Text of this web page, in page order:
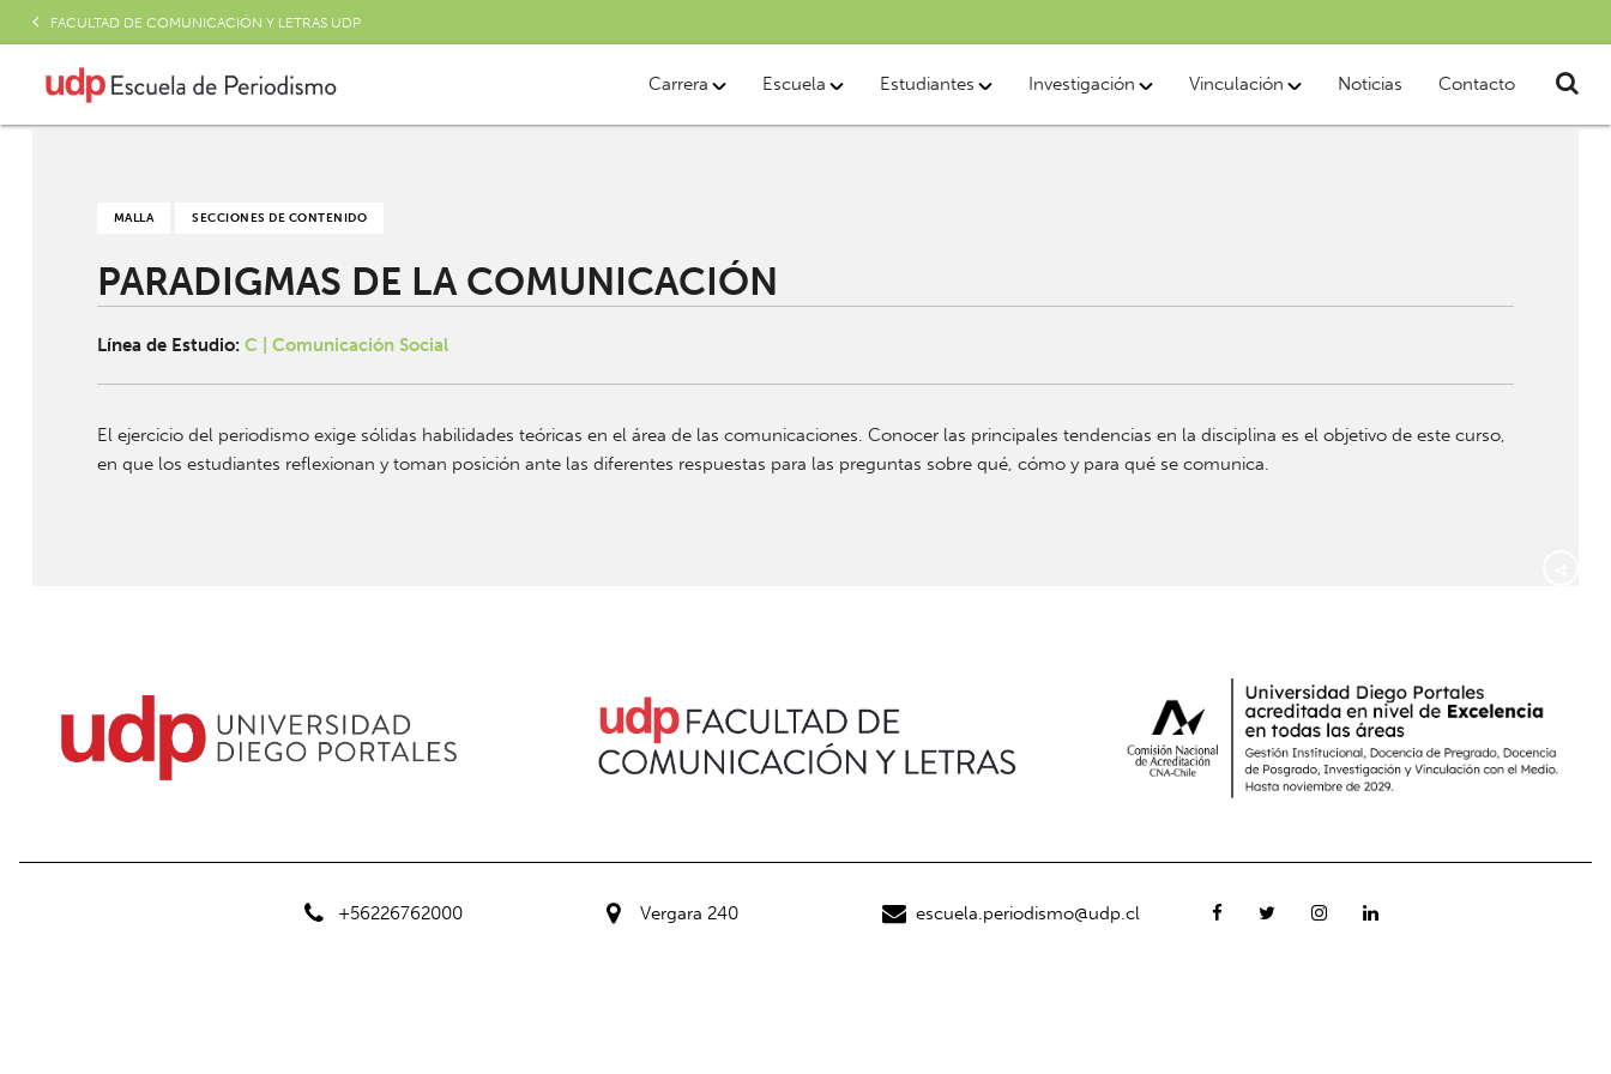
FACULTAD DE COMUNICACIÓN Y LETRAS UDP
Carrera Escuela Estudiantes Investigación Vinculación Noticias Contacto
MALLA SECCIONES DE CONTENIDO
PARADIGMAS DE LA COMUNICACIÓN
Línea de Estudio: C | Comunicación Social
El ejercicio del periodismo exige sólidas habilidades teóricas en el área de las comunicaciones. Conocer las principales tendencias en la disciplina es el objetivo de este curso,
en que los estudiantes reflexionan y toman posición ante las diferentes respuestas para las preguntas sobre qué, cómo y para qué se comunica.
+56226762000 Vergara 240 escuela.periodismo@udp.cl